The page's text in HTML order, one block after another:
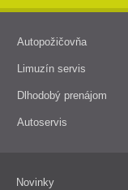
Autopožičovňa
Limuzín servis
Dlhodobý prenájom
Autoservis
Novinky